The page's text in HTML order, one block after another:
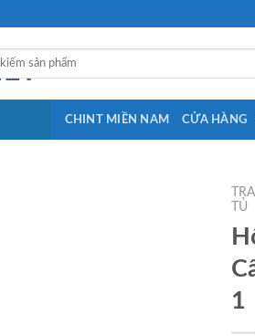
CHINT MIỀN NAM CỬA HÀNG
TỦ
1